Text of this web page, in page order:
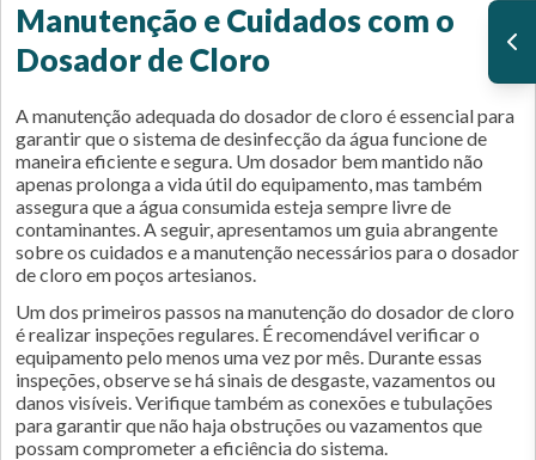
Manutenção e Cuidados com o
Dosador de Cloro
A manutenção adequada do dosador de cloro é essencial para
garantir que o sistema de desinfecção da água funcione de
maneira eficiente e segura. Um dosador bem mantido não
apenas prolonga a vida útil do equipamento, mas também
assegura que a água consumida esteja sempre livre de
contaminantes. A seguir, apresentamos um guia abrangente
sobre os cuidados e a manutenção necessários para o dosador
de cloro em poços artesianos.
Um dos primeiros passos na manutenção do dosador de cloro
é realizar inspeções regulares. É recomendável verificar o
equipamento pelo menos uma vez por mês. Durante essas
inspeções, observe se há sinais de desgaste, vazamentos ou
danos visíveis. Verifique também as conexões e tubulações
para garantir que não haja obstruções ou vazamentos que
possam comprometer a eficiência do sistema.